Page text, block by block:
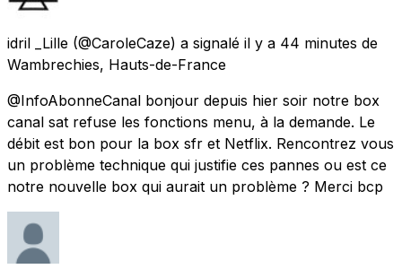
idril _Lille (@CaroleCaze) a signalé il y a 44 minutes de
Wambrechies, Hauts-de-France
@InfoAbonneCanal bonjour depuis hier soir notre box
canal sat refuse les fonctions menu, à la demande. Le
débit est bon pour la box sfr et Netflix. Rencontrez vous
un problème technique qui justifie ces pannes ou est ce
notre nouvelle box qui aurait un problème ? Merci bcp